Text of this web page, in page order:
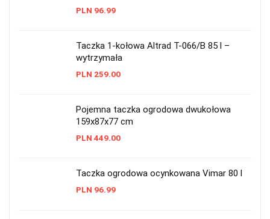
PLN 96.99
Taczka 1-kołowa Altrad T-066/B 85 l –
wytrzymała
PLN 259.00
Pojemna taczka ogrodowa dwukołowa
159x87x77 cm
PLN 449.00
Taczka ogrodowa ocynkowana Vimar 80 l
PLN 96.99